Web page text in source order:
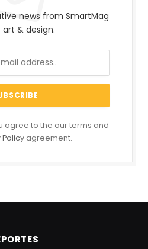
news from SmartMag
& design.
agree to the our terms and
Policy agreement.